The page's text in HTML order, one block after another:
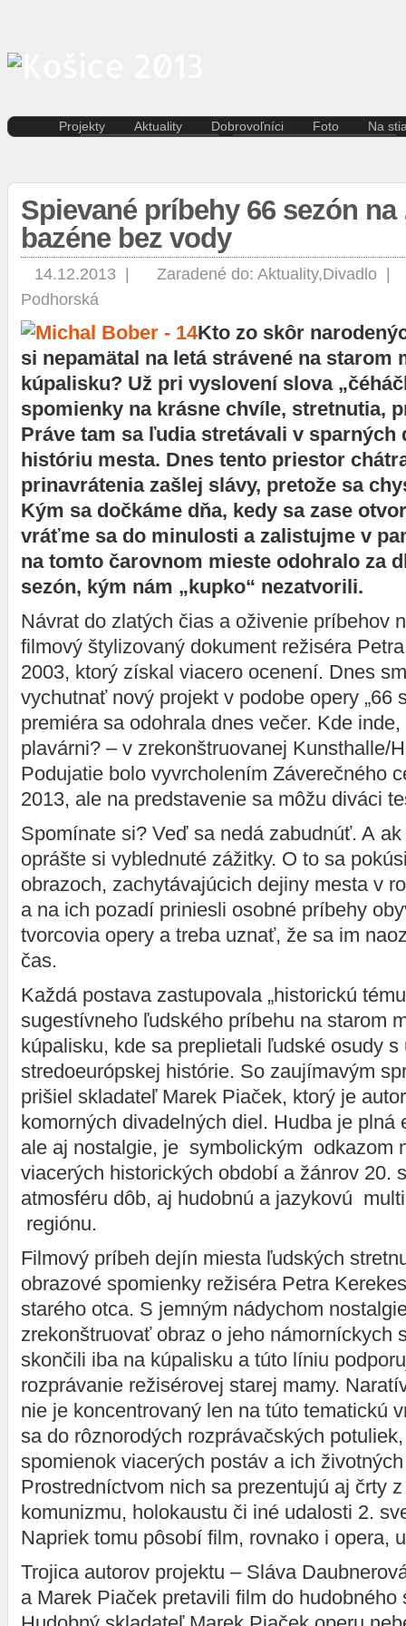
Projekty
Kasárne/Kulturpark
Projekt SPOTs
Pentapolitana
Destinácia Košice
Kunsthalle/Hala umenia
Terra Incognita
Putujúce mesto
prostredníctvom investícií do
vzdelávania
Sándor Márai
Aktuality
Iné
Regióny
Slovensko
Šport
Tlačové správy
Víkend
Zahraničie
Dobrovoľníci Foto Na
Spievané príbehy 66 sezón na
bazéne bez vody
14.12.2013 | Zaradené do: Aktuality,Divadlo
Podhorská
Kto zo skôr
si nepamätal na letá strávené na starom
kúpalisku? Už pri vyslovení slova
spomienky na krásne chvíle, stretnutia,
Práve tam sa ľudia stretávali v sparných
históriu mesta. Dnes tento priestor
prinavrátenia zašlej slávy, pretože sa
Kým sa dočkáme dňa, kedy sa zase
vráťme sa do minulosti a zalistujme v
na tomto čarovnom mieste odohralo za
sezón, kým nám „kupko“ nezatvorili.
Návrat do zlatých čias a oživenie príbehov
filmový štylizovaný dokument režiséra
2003, ktorý získal viacero ocenení. Dnes
vychutnať nový projekt v podobe opery „66
premiéra sa odohrala dnes večer. Kde
plavárni? – v zrekonštruovanej Kunsthalle/
Podujatie bolo vyvrcholením Záverečného
2013, ale na predstavenie sa môžu diváci
Spomínate si? Veď sa nedá zabudnúť. A
oprášte si vyblednuté zážitky. O to sa
obrazoch, zachytávajúcich dejiny mesta v
a na ich pozadí priniesli osobné príbehy
tvorcovia opery a treba uznať, že sa im
čas.
Každá postava zastupovala „historickú
sugestívneho ľudského príbehu na starom
kúpalisku, kde sa preplietali ľudské osudy
stredoeurópskej histórie. So zaujímavým
prišiel skladateľ Marek Piaček, ktorý je
komorných divadelných diel. Hudba je plná
ale aj nostalgie, je symbolickým odkazom
viacerých historických období a žánrov 20.
atmosféru dôb, aj hudobnú a jazykovú
regiónu.
Filmový príbeh dejín miesta ľudských
obrazové spomienky režiséra Petra
starého otca. S jemným nádychom
zrekonštruovať obraz o jeho námorníckych
skončili iba na kúpalisku a túto líniu
rozprávanie režisérovej starej mamy.
nie je koncentrovaný len na túto tematickú
sa do rôznorodých rozprávačských
spomienok viacerých postáv a ich
Prostredníctvom nich sa prezentujú aj črty
komunizmu, holokaustu či iné udalosti 2.
Napriek tomu pôsobí film, rovnako i opera,
Trojica autorov projektu – Sláva
a Marek Piaček pretavili film do hudobného